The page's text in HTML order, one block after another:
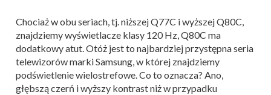
Chociaż w obu seriach, tj. niższej Q77C i wyższej Q80C,
znajdziemy wyświetlacze klasy 120 Hz, Q80C ma
dodatkowy atut. Otóż jest to najbardziej przystępna seria
telewizorów marki Samsung, w której znajdziemy
podświetlenie wielostrefowe. Co to oznacza? Ano,
głębszą czerń i wyższy kontrast niż w przypadku